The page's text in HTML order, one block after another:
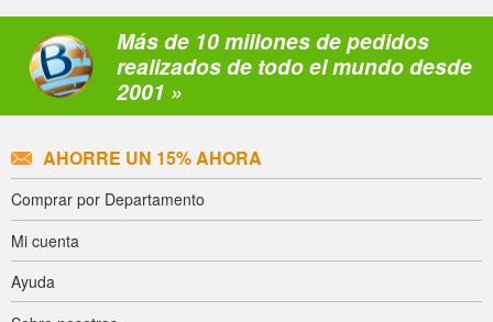
Más de 10 millones de pedidos
realizados de todo el mundo desde
2001 »
AHORRE UN 15% AHORA
Comprar por Departamento
Mi cuenta
Ayuda